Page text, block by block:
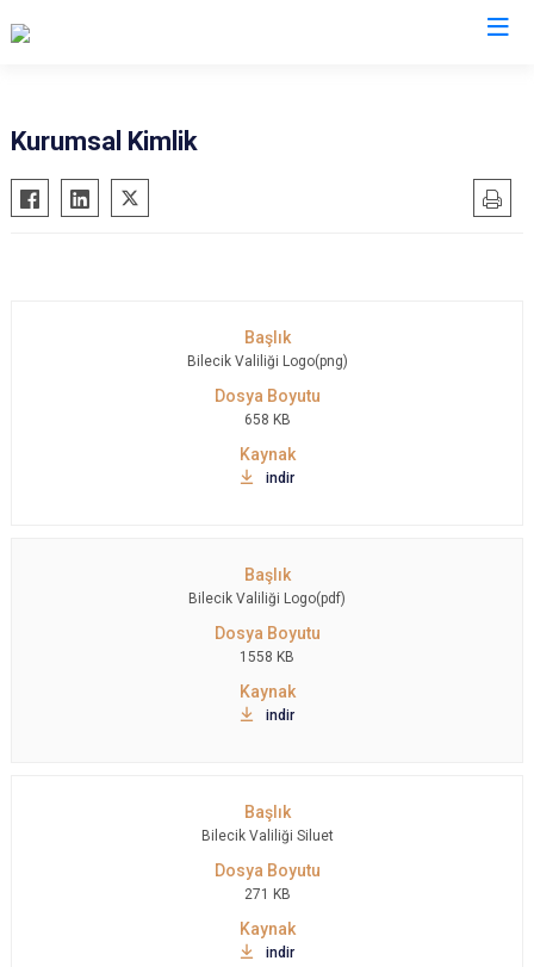
Kurumsal Kimlik
Bilecik Valiliği Logo(png)
658 KB
indir
Bilecik Valiliği Logo(pdf)
1558 KB
indir
Bilecik Valiliği Siluet
271 KB
indir